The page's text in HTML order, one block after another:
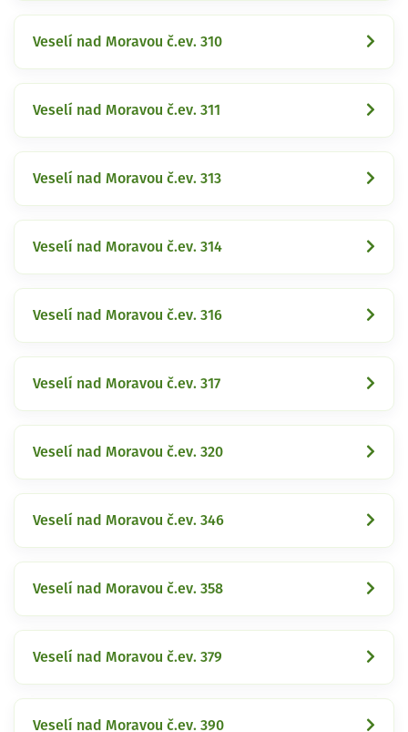
Veselí nad Moravou č.ev. 310
Veselí nad Moravou č.ev. 311
Veselí nad Moravou č.ev. 313
Veselí nad Moravou č.ev. 314
Veselí nad Moravou č.ev. 316
Veselí nad Moravou č.ev. 317
Veselí nad Moravou č.ev. 320
Veselí nad Moravou č.ev. 346
Veselí nad Moravou č.ev. 358
Veselí nad Moravou č.ev. 379
Veselí nad Moravou č.ev. 390